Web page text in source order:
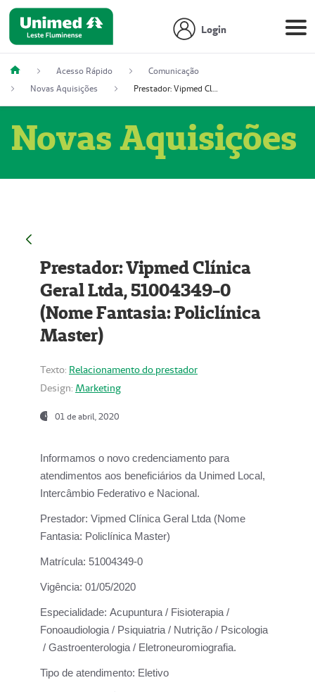
Login
Acesso Rápido
Comunicação
Novas Aquisições
Prestador: Vipmed Clínica Geral Ltda, 51004349-0 (Nome Fantasia: Policlínica Master)
Novas Aquisições
Prestador: Vipmed Clínica
Geral Ltda, 51004349-0
(Nome Fantasia: Policlínica
Master)
Texto: Relacionamento do prestador
Design: Marketing
01 de abril, 2020
Informamos o novo credenciamento para
atendimentos aos beneficiários da Unimed Local,
Intercâmbio Federativo e Nacional.
Prestador: Vipmed Clínica Geral Ltda (Nome
Fantasia: Policlínica Master)
Matrícula: 51004349-0
Vigência: 01/05/2020
Especialidade: Acupuntura / Fisioterapia /
Fonoaudiologia / Psiquiatria / Nutrição / Psicologia
/ Gastroenterologia / Eletroneuromiografia.
Tipo de atendimento: Eletivo